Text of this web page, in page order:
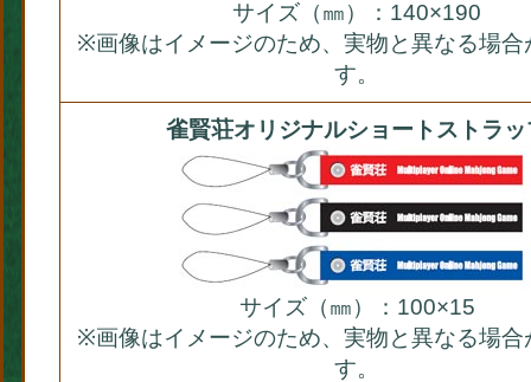
サイズ（㎜）：140×190
※画像はイメージのため、実物と異なる場合
す。
雀賢荘オリジナルショートストラッ
サイズ（㎜）：100×15
※画像はイメージのため、実物と異なる場合
す。